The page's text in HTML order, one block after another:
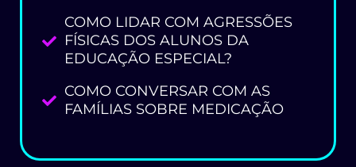
COMO LIDAR COM AGRESSÕES
FÍSICAS DOS ALUNOS DA
EDUCAÇÃO ESPECIAL?
COMO CONVERSAR COM AS
FAMÍLIAS SOBRE MEDICAÇÃO